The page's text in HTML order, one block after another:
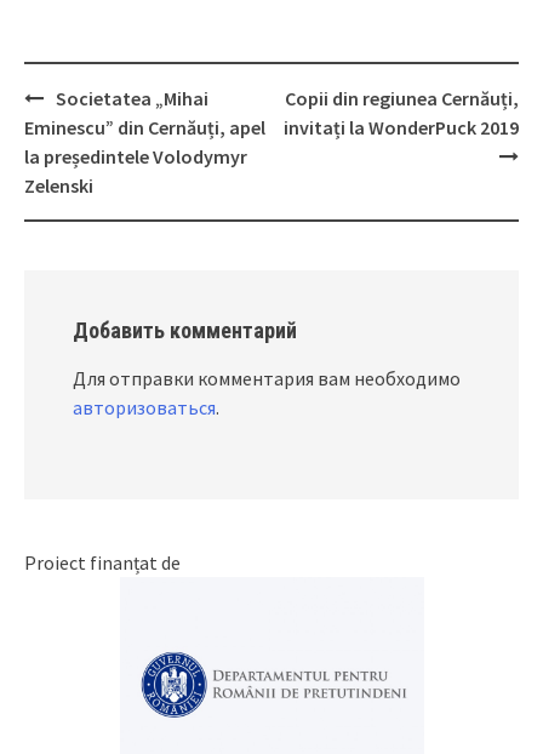
Post
navigation
Societatea „Mihai
Eminescu” din Cernăuți, apel
la președintele Volodymyr
Zelenski
Copii din regiunea Cernăuți,
invitați la WonderPuck 2019
Добавить комментарий
Для отправки комментария вам необходимо
авторизоваться.
Proiect finanțat de